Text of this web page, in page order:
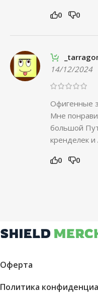
0 0
14/12/2024
Офигенные
Мне
большой
кренделек и
0 0
Оферта
Политика